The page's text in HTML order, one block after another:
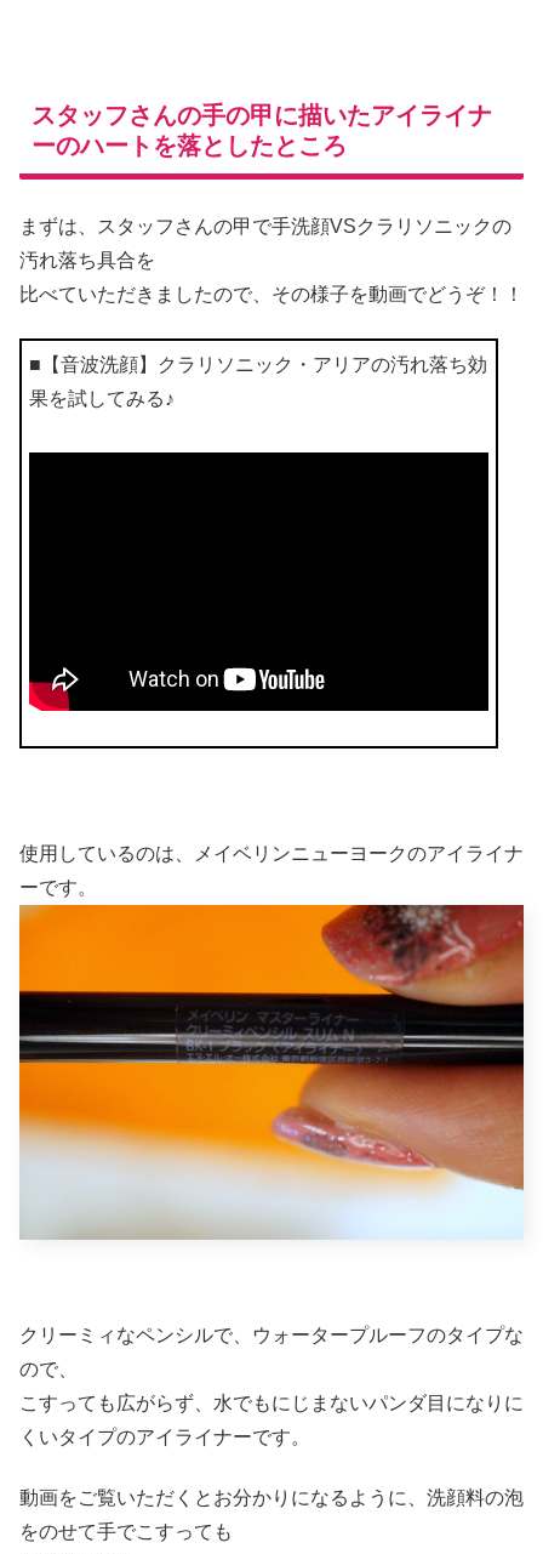
スタッフさんの手の甲に描いたアイライナ
ーのハートを落としたところ
まずは、スタッフさんの甲で手洗顔VSクラリソニックの
汚れ落ち具合を
比べていただきましたので、その様子を動画でどうぞ！！
■【音波洗顔】クラリソニック・アリアの汚れ落ち効
果を試してみる♪
使用しているのは、メイベリンニューヨークのアイライナ
ーです。
クリーミィなペンシルで、ウォータープルーフのタイプな
ので、
こすっても広がらず、水でもにじまないパンダ目になりに
くいタイプのアイライナーです。
動画をご覧いただくとお分かりになるように、洗顔料の泡
をのせて手でこすっても